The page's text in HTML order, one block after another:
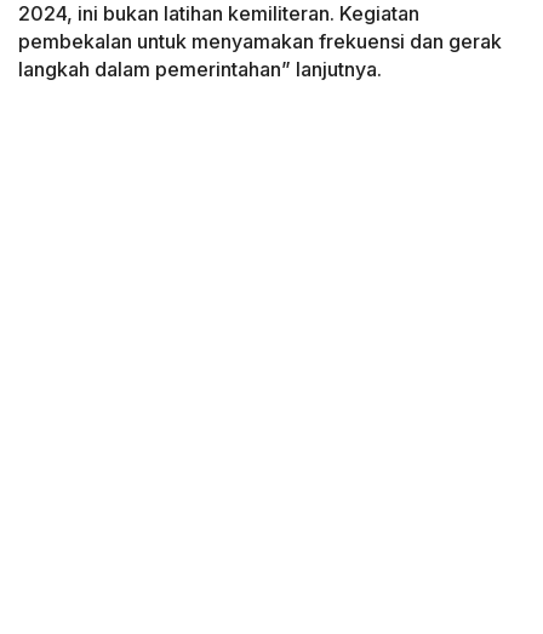
2024, ini bukan latihan kemiliteran. Kegiatan
pembekalan untuk menyamakan frekuensi dan gerak
langkah dalam pemerintahan” lanjutnya.